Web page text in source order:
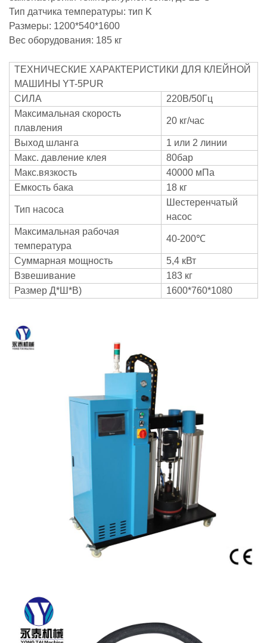
Тип датчика температуры: тип K
Размеры: 1200*540*1600
Вес оборудования: 185 кг
ТЕХНИЧЕСКИЕ ХАРАКТЕРИСТИКИ ДЛЯ КЛЕЙНОЙ
МАШИНЫ YT-5PUR
СИЛА
220В/50Гц
Максимальная скорость
плавления
20 кг/час
Выход шланга
1 или 2 линии
Макс. давление клея
80бар
Макс.вязкость
40000 мПа
Емкость бака
18 кг
Тип насоса
Шестеренчатый
насос
Максимальная рабочая
температура
40-200℃
Суммарная мощность
5,4 кВт
Взвешивание
183 кг
Размер Д*Ш*В)
1600*760*1080